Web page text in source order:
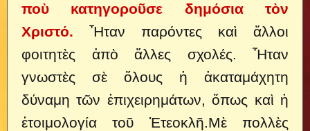
ποὺ κατηγοροῦσε δημόσια τὸν
Χριστό. Ἦταν παρόντες καὶ ἄλλοι
φοιτητὲς ἀπὸ ἄλλες σχολές. Ἦταν
γνωστὲς σὲ ὅλους ἡ ἀκαταμάχητη
δύναμη τῶν ἐπιχειρημάτων, ὅπως καὶ ἡ
ἑτοιμολογία τοῦ Ἑτεοκλῆ.Μὲ πολλὲς